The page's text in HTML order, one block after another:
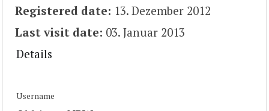
Registered date: 13. Dezember 2012
Last visit date: 03. Januar 2013
Details
Username